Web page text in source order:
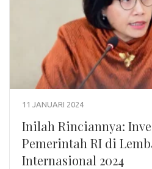
11 JANUARI 2024
Inilah Rinciannya:
Pemerintah RI di
Internasional 2024